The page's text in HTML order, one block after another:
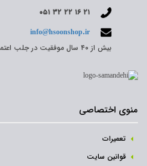
۰۵۱ ۳۲ ۲۲ ۱۶ ۲۱
info@hsoonshop.ir
بیش از ۴۰ سال موفقیت در جلب اعتماد شما
منوی اختصاصی
تعمیرات
قوانین سایت